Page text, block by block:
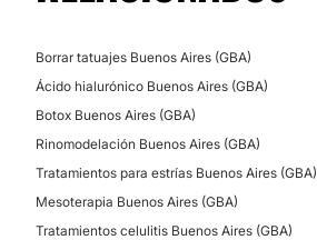
Borrar tatuajes Buenos Aires (GBA)
Ácido hialurónico Buenos Aires (GBA)
Botox Buenos Aires (GBA)
Rinomodelación Buenos Aires (GBA)
Tratamientos para estrías Buenos Aires (GBA)
Mesoterapia Buenos Aires (GBA)
Tratamientos celulitis Buenos Aires (GBA)